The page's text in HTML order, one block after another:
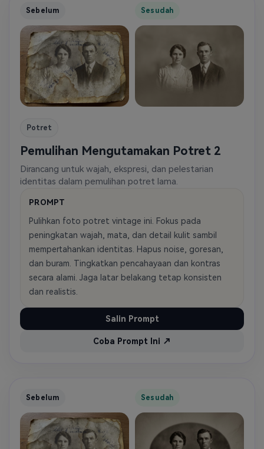
Sebelum Sesudah
Potret
Pemulihan Mengutamakan Potret 2
Dirancang untuk wajah, ekspresi, dan pelestarian
identitas dalam pemulihan potret lama.
PROMPT
Pulihkan foto potret vintage ini. Fokus pada
peningkatan wajah, mata, dan detail kulit sambil
mempertahankan identitas. Hapus noise, goresan,
dan buram. Tingkatkan pencahayaan dan kontras
secara alami. Jaga latar belakang tetap konsisten
dan realistis.
Salin Prompt
Coba Prompt Ini ↗
Sebelum Sesudah